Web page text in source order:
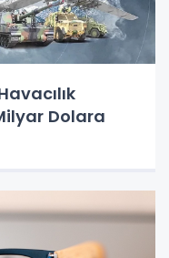
Dolara